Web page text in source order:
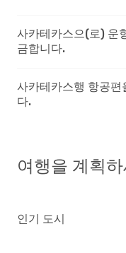
사카테카스으(로) 운
금합니다.
사카테카스행 항공편
다.
여행을 계획
인기 도시